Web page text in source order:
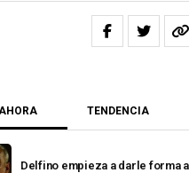
TENDENCIA
Delfino empieza a darle forma